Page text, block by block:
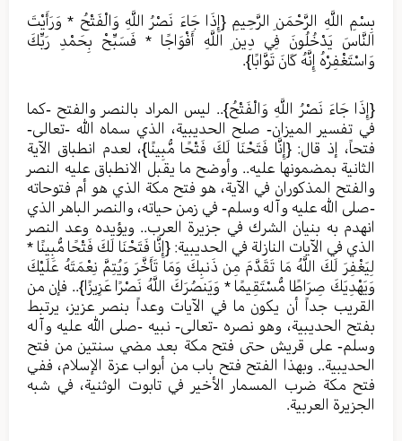
بِسْمِ اللَّهِ الرَّحْمَنِ الرَّحِيمِ {إِذَا جَاءَ نَصْرُ اللَّهِ وَالْفَتْحُ * وَرَأَيْتَ
النَّاسَ يَدْخُلُونَ فِي دِينِ اللَّهِ أَفْوَاجًا * فَسَبِّحْ بِحَمْدِ رَبِّكَ
وَاسْتَغْفِرْهُ إِنَّهُ كَانَ تَوَّابًا}.
{إِذَا جَاءَ نَصْرُ اللَّهِ وَالْفَتْحُ}.. ليس المراد بالنصر والفتح -كما
في تفسير الميزان- صلح الحديبية، الذي سماه الله -تعالى-
فتحاً، إذ قال: {إِنَّا فَتَحْنَا لَكَ فَتْحًا مُّبِينًا}، لعدم انطباق الآية
الثانية بمضمونها عليه.. وأوضح ما يقبل الانطباق عليه النصر
والفتح المذكوران في الآية، هو فتح مكة الذي هو أم فتوحاته
-صلى الله عليه وآله وسلم- في زمن حياته، والنصر الباهر الذي
انهدم به بنيان الشرك في جزيرة العرب.. ويؤيده وعد النصر
الذي في الآيات النازلة في الحديبية: {إِنَّا فَتَحْنَا لَكَ فَتْحًا مُّبِينًا *
لِيَغْفِرَ لَكَ اللَّهُ مَا تَقَدَّمَ مِن ذَنبِكَ وَمَا تَأَخَّرَ وَيُتِمَّ نِعْمَتَهُ عَلَيْكَ
وَيَهْدِيَكَ صِرَاطًا مُّسْتَقِيمًا * وَيَنصُرَكَ اللَّهُ نَصْرًا عَزِيزًا}.. فإن من
القريب جداً أن يكون ما في الآيات وعداً بنصر عزيز، يرتبط
بفتح الحديبية، وهو نصره -تعالى- نبيه -صلى الله عليه وآله
وسلم- على قريش حتى فتح مكة بعد مضي سنتين من فتح
الحديبية.. وبهذا الفتح فتح باب من أبواب عزة الإسلام، ففي
فتح مكة ضرب المسمار الأخير في تابوت الوثنية، في شبه
الجزيرة العربية.